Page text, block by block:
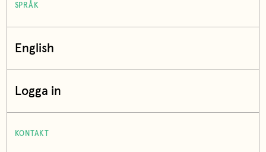
SPRÅK
English
Logga in
KONTAKT